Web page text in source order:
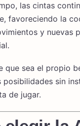
las cintas
favoreciendo la
y nuevas
que sea el propio
sin
de jugar.